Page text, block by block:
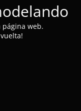
página web.